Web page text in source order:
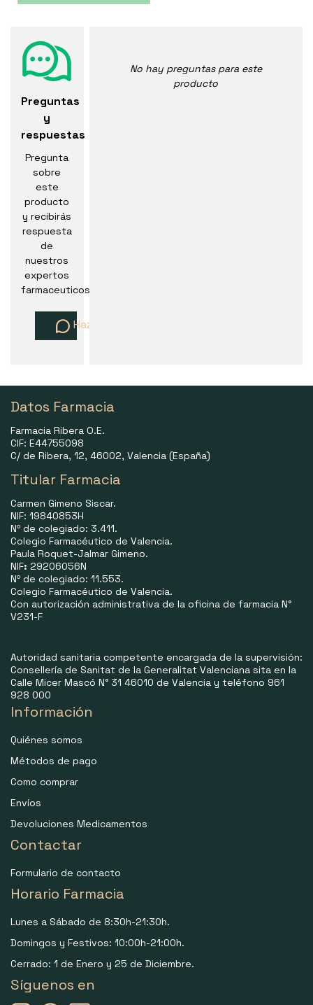
Preguntas
y
respuestas
Pregunta
sobre
este
producto
y recibirás
respuesta
de
nuestros
expertos
farmaceuticos
Haz una pregunta
No hay preguntas para este
producto
Datos Farmacia
Farmacia Ribera O.E.
CIF: E44755098
C/ de Ribera, 12, 46002, Valencia (España)
Titular Farmacia
Carmen Gimeno Siscar.
NIF: 19840853H
Nº de colegiado: 3.411.
Colegio Farmacéutico de Valencia.
Paula Roquet-Jalmar Gimeno.
NIF: 29206056N
Nº de colegiado: 11.553.
Colegio Farmacéutico de Valencia.
Con autorización administrativa de la oficina de farmacia N°
V231-F
Autoridad sanitaria competente encargada de la supervisión:
Consellería de Sanitat de la Generalitat Valenciana sita en la
Calle Micer Mascó N° 31 46010 de Valencia y teléfono 961
928 000
Información
Quiénes somos
Métodos de pago
Como comprar
Envíos
Devoluciones Medicamentos
Contactar
Formulario de contacto
Horario Farmacia
Lunes a Sábado de 8:30h-21:30h.
Domingos y Festivos: 10:00h-21:00h.
Cerrado: 1 de Enero y 25 de Diciembre.
Síguenos en